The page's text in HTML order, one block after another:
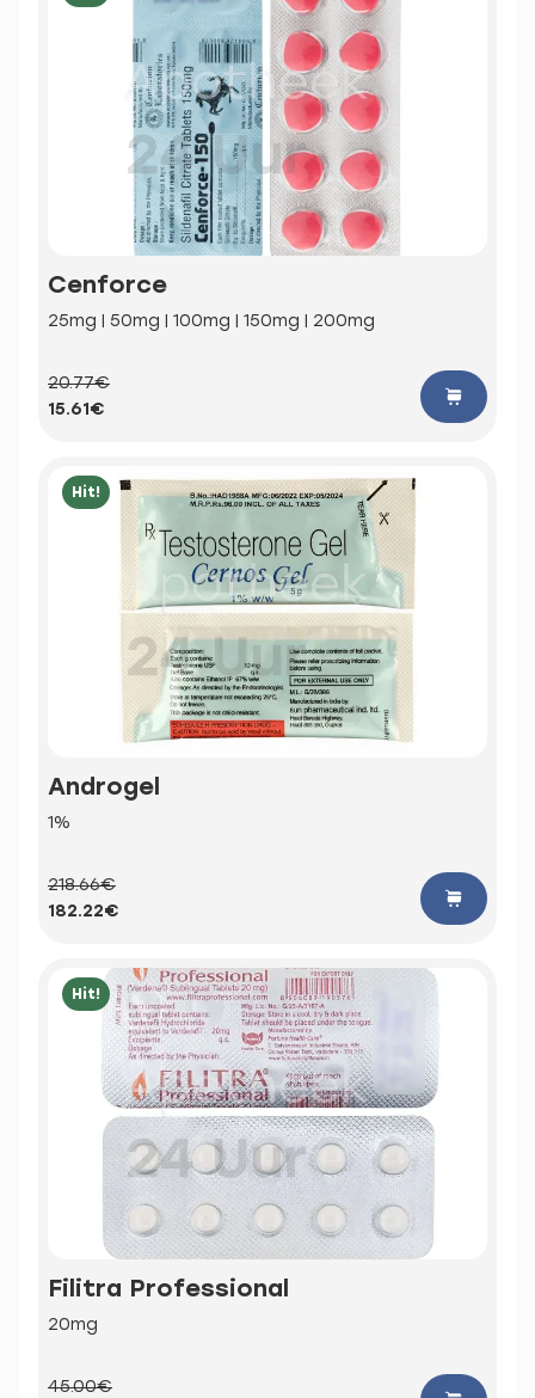
Cenforce
25mg | 50mg | 100mg | 150mg | 200mg
20.77€
15.61€
Hit!
Androgel
1%
218.66€
182.22€
Hit!
Filitra Professional
20mg
45.00€